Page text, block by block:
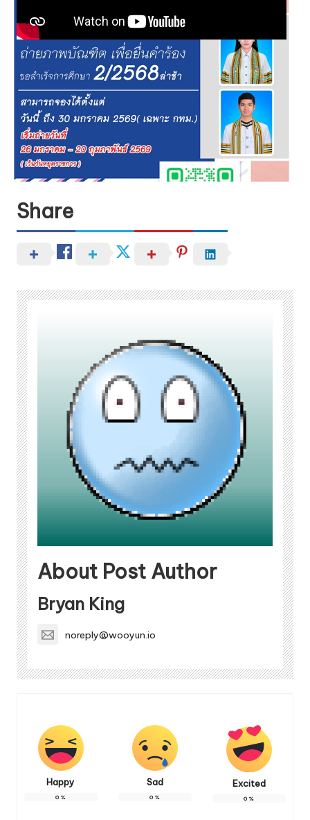
Share
About Post Author
Bryan King
noreply@wooyun.io
Happy
0%
Sad
0%
Excited
0%